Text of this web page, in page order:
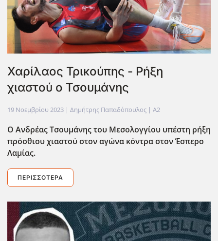
Χαρίλαος Τρικούπης - Ρήξη
χιαστού ο Τσουμάνης
19 Νοεμβρίου 2023 | Δημήτρης Παπαδόπουλος | A2
Ο Ανδρέας Τσουμάνης του Μεσολογγίου υπέστη ρήξη
πρόσθιου χιαστού στον αγώνα κόντρα στον Έσπερο
Λαμίας.
ΠΕΡΙΣΣΌΤΕΡΑ